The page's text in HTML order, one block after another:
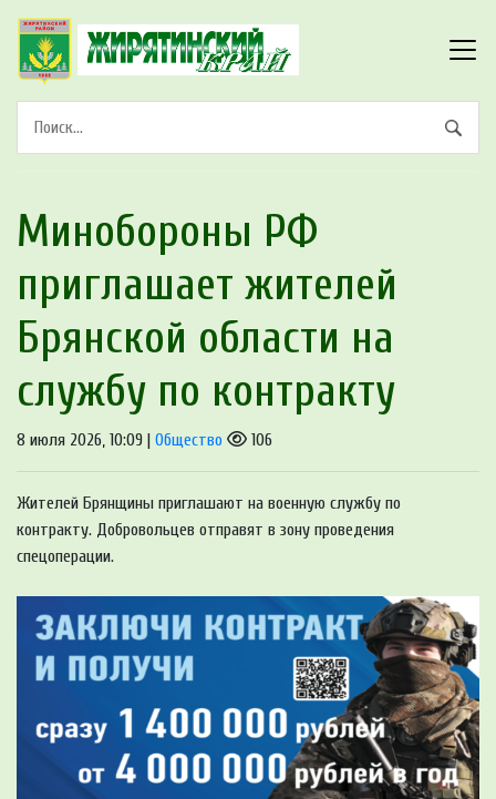
Минобoроны PФ
приглaшaет житeлeй
Брянской области на
службу по контракту
8 июля 2026, 10:09 | Общество 106
Жителей Брянщины приглашают на военную службу по
контракту. Добровольцев отправят в зону проведения
спецоперации.